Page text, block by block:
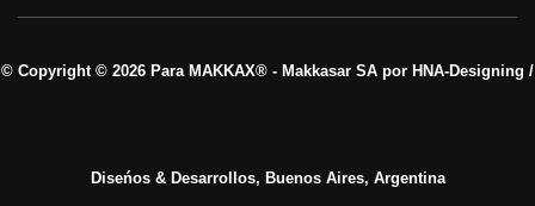
© Copyright © 2026 Para MAKKAX® - Makkasar SA por HNA-Designing /
Diseńos & Desarrollos, Buenos Aires, Argentina